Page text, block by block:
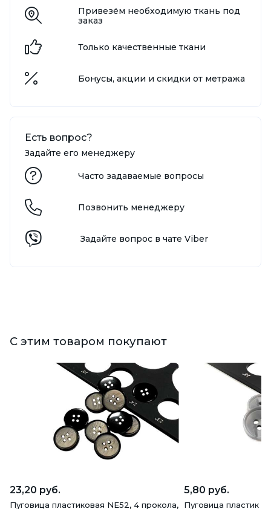
Привезём необходимую ткань под
заказ
Только качественные ткани
Бонусы, акции и скидки от метража
Есть вопрос?
Задайте его менеджеру
Часто задаваемые вопросы
Позвонить менеджеру
Задайте вопрос в чате Viber
С этим товаром покупают
23,20 руб.
Пуговица пластиковая NE52, 4 прокола,
5,80 руб.
Пуговица пластик